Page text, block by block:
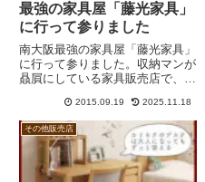
最強の家具屋「藤光家具」
に行って参りました
南大阪最強の家具屋「藤光家具」
に行って参りました。収納マンが
贔屓にしている家具販売店で、浜
した。ベテランの店員さんが多い
とは思っていましたが、まさか全
員が社員とは思いもしませんでし
た。
2015.09.19 2025.11.18
その他販売店